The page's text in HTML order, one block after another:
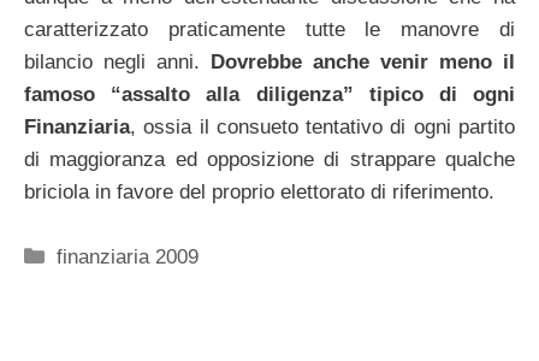
caratterizzato praticamente tutte le manovre di
bilancio negli anni. Dovrebbe anche venir meno il
famoso “assalto alla diligenza” tipico di ogni
Finanziaria, ossia il consueto tentativo di ogni partito
di maggioranza ed opposizione di strappare qualche
briciola in favore del proprio elettorato di riferimento.
Categorie
finanziaria 2009